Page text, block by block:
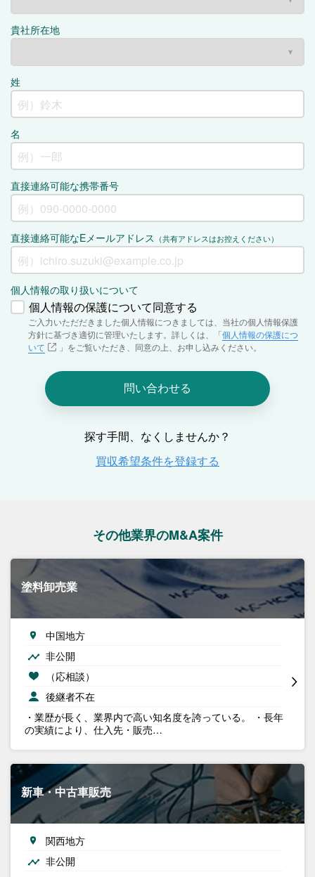
その他業界のM&A案件
塗料卸売業
中国地方
非公開
（応相談）
後継者不在
・業歴が長く、業界内で高い知名度を誇っている。 ・長年
の実績により、仕入先・販売…
新車・中古車販売
関西地方
非公開